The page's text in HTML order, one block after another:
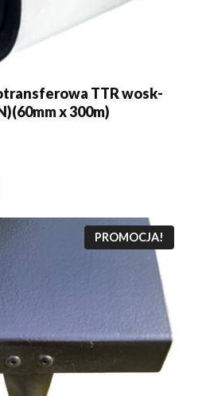
TTR wosk-
x 300m)
PROMOCJA!